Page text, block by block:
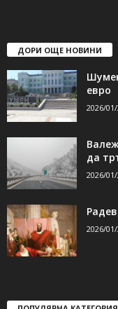
ДОРИ ОЩЕ НОВИНИ
евро
2026/
да
2026/
2026/